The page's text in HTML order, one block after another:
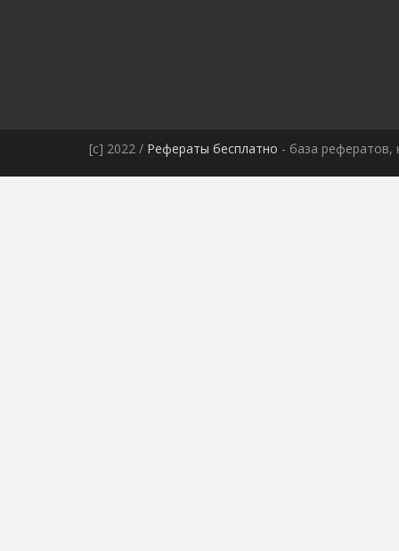
[c] 2022 / Рефераты бесплатно - база рефератов,